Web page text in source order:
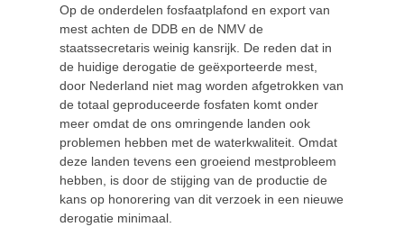
Op de onderdelen fosfaatplafond en export van
mest achten de DDB en de NMV de
staatssecretaris weinig kansrijk. De reden dat in
de huidige derogatie de geëxporteerde mest,
door Nederland niet mag worden afgetrokken van
de totaal geproduceerde fosfaten komt onder
meer omdat de ons omringende landen ook
problemen hebben met de waterkwaliteit. Omdat
deze landen tevens een groeiend mestprobleem
hebben, is door de stijging van de productie de
kans op honorering van dit verzoek in een nieuwe
derogatie minimaal.